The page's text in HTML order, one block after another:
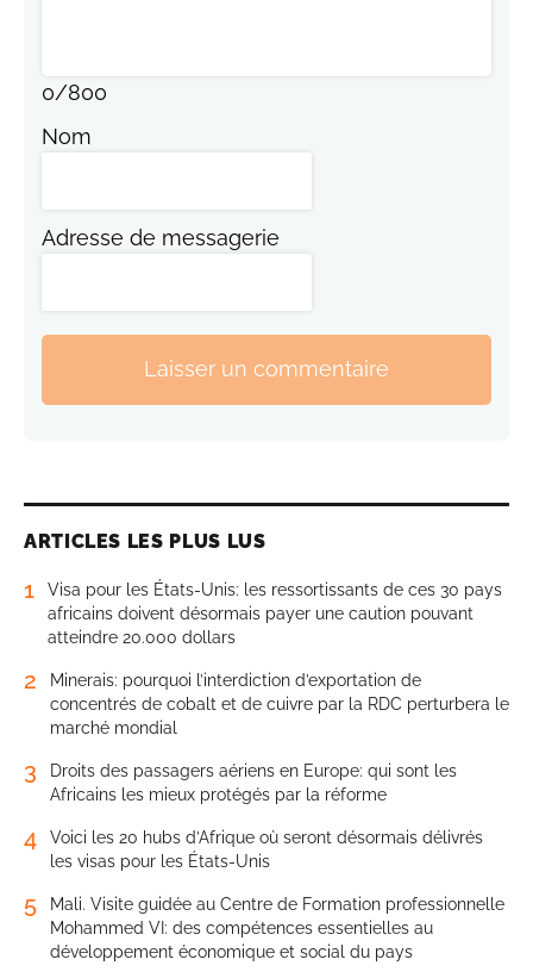
0/800
Nom
Adresse de messagerie
Laisser un commentaire
ARTICLES LES PLUS LUS
1
Visa pour les États-Unis: les ressortissants de ces 30 pays
africains doivent désormais payer une caution pouvant
atteindre 20.000 dollars
2
Minerais: pourquoi l’interdiction d’exportation de
concentrés de cobalt et de cuivre par la RDC perturbera le
marché mondial
3
Droits des passagers aériens en Europe: qui sont les
Africains les mieux protégés par la réforme
4
Voici les 20 hubs d’Afrique où seront désormais délivrés
les visas pour les États-Unis
5
Mali. Visite guidée au Centre de Formation professionnelle
Mohammed VI: des compétences essentielles au
développement économique et social du pays